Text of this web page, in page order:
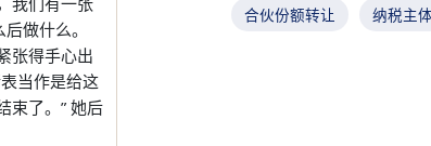
做什么。
张得手心出
当作是给这
束了。” 她后
合伙份额转让 纳税主体